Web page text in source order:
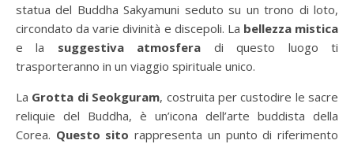
statua del Buddha Sakyamuni seduto su un trono di loto,
circondato da varie divinità e discepoli. La bellezza mistica
e la suggestiva atmosfera di questo luogo ti
trasporteranno in un viaggio spirituale unico.
La Grotta di Seokguram, costruita per custodire le sacre
reliquie del Buddha, è un’icona dell’arte buddista della
Corea. Questo sito rappresenta un punto di riferimento